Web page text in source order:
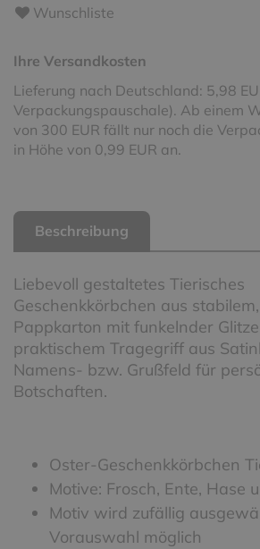
Wunschliste
Ihre Versandkosten
Lieferung nach Deutschland: 5,98
Verpackungspauschale). Ab einem
von 300 EUR fällt nur noch die
in Höhe von 0,99 EUR an.
Beschreibung
Liebevoll gestaltetes Tierisches
Geschenkkörbchen aus
Pappkarton mit funkelnder
praktischem Tragegriff aus
Namens- bzw. Grußfeld für
Botschaften.
Oster-Geschenkkörbchen
Motive: Frosch, Ente, Hase
Motiv wird zufällig
Vorauswahl möglich